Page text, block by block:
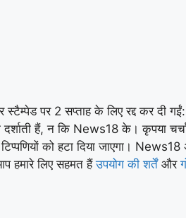
पर 2 सप्ताह के लिए रद्द कर दी गईं:
दर्शाती हैं, न कि News18 के। कृपया
को हटा दिया जाएगा।
हमारे लिए सहमत हैंउपयोग की शर्तेंऔर